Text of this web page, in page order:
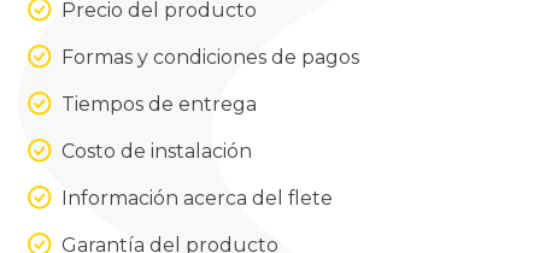
Precio del producto
Formas y condiciones de pagos
Tiempos de entrega
Costo de instalación
Información acerca del flete
Garantía del producto